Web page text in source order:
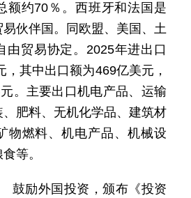
额约70％。西班牙和法国是
伙伴国。同欧盟、美国、土
由贸易协定。2025年进出口
，其中出口额为469亿美元，
。主要出口机电产品、运输
肥料、无机化学品、建筑材
物燃料、机电产品、机械设
等。
鼓励外国投资，颁布《投资